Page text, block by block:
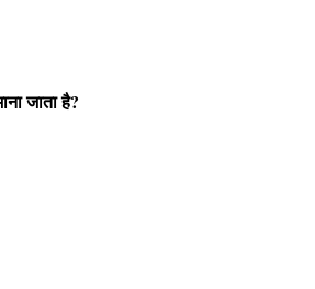
जाता है?